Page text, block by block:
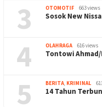
3 OTOMOTIF 663 views
Sosok New
4 OLAHRAGA 616 views
Tontowi
5 BERITA, KRIMINAL
14 Tahun